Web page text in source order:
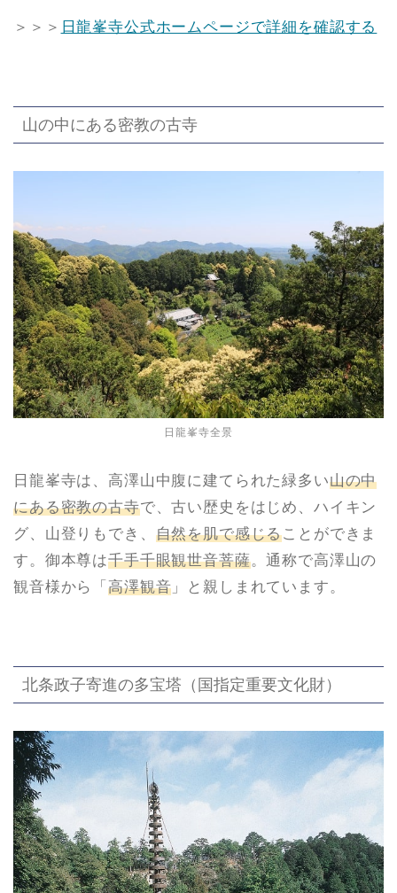
＞＞＞ 日龍峯寺公式ホームページで詳細を確認する
山の中にある密教の古寺
日龍峯寺全景
日龍峯寺は、高澤山中腹に建てられた緑多い山の中
にある密教の古寺で、古い歴史をはじめ、ハイキン
グ、山登りもでき、 自然を肌で感じることができま
す。御本尊は千手千眼観世音菩薩。通称で高澤山の
観音様から「高澤観音 」と親しまれています。
北条政子寄進の多宝塔（国指定重要文化財）